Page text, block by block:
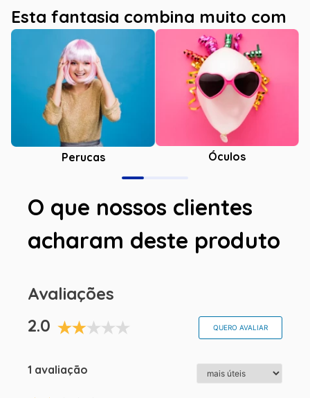
Esta fantasia combina muito com
Perucas Óculos
O que nossos clientes
acharam deste produto
Avaliações
2.0
QUERO AVALIAR
1 avaliação